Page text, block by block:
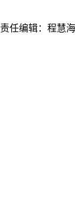
责任编辑：程慧海